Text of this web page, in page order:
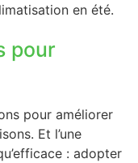
en été.
pour
pour améliorer
Et l’une
: adopter